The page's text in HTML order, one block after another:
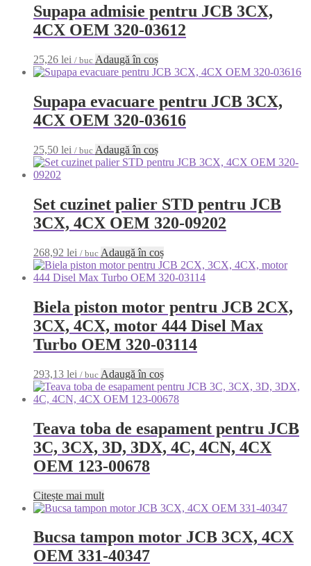
Supapa admisie pentru JCB 3CX,
4CX OEM 320-03612
25,26 lei / buc Adaugă în coș
Supapa evacuare pentru JCB 3CX,
4CX OEM 320-03616
25,50 lei / buc Adaugă în coș
Set cuzinet palier STD pentru JCB
3CX, 4CX OEM 320-09202
268,92 lei / buc Adaugă în coș
Biela piston motor pentru JCB 2CX,
3CX, 4CX, motor 444 Disel Max
Turbo OEM 320-03114
293,13 lei / buc Adaugă în coș
Teava toba de esapament pentru JCB
3C, 3CX, 3D, 3DX, 4C, 4CN, 4CX
OEM 123-00678
Citește mai mult
Bucsa tampon motor JCB 3CX, 4CX
OEM 331-40347